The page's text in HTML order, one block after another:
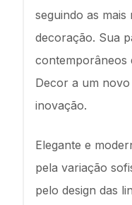
seguindo as mais
decoração. Sua
contemporâneos
Decor a um
inovação.
Elegante e
pela variação
pelo design das